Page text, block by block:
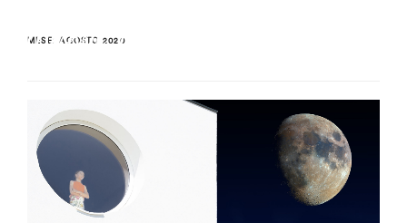
MESE:AGOSTO 2020